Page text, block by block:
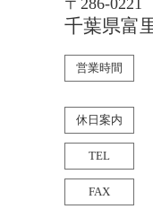
〒286-0221
千葉県富
営業時間
休日案内
TEL
FAX